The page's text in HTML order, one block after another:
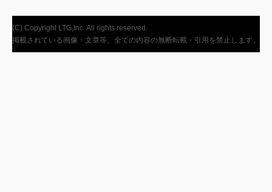
(C) Copyright LTG,Inc. All rights reserved.
掲載されている画像・文章等、全ての内容の無断転載・引用を禁止します。